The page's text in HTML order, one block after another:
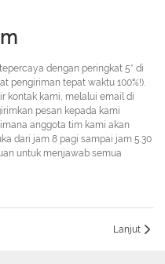
dengan peringkat 5* di
pengiriman tepat waktu 100%!).
kontak kami, melalui email di
pesan kepada kami
anggota tim kami akan
dari jam 8 pagi sampai jam 5:30
untuk menjawab semua
Lanjut